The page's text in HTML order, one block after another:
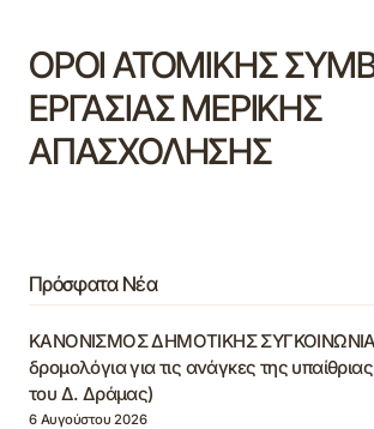
ΟΡΟΙ ΑΤΟΜΙΚΗΣ
ΕΡΓΑΣΙΑΣ ΜΕΡΙΚΗΣ
ΑΠΑΣΧΟΛΗΣΗΣ
Πρόσφατα Νέα
ΚΑΝΟΝΙΣΜΟΣ ΔΗΜΟΤΙΚΗΣ
δρομολόγια για τις ανάγκες της
του Δ. Δράμας)
6 Αυγούστου 2026